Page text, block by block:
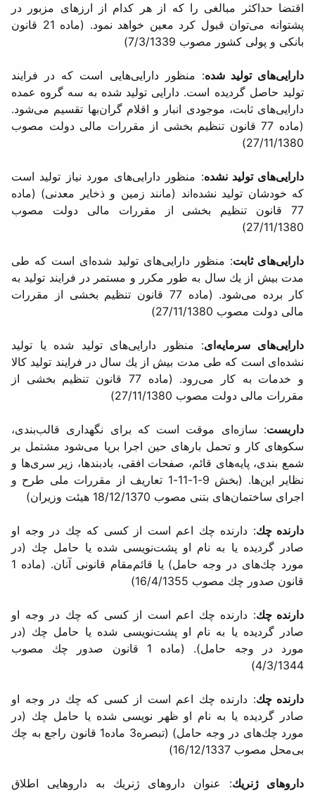
اقتضا حداكثر مبالغی را كه از هر كدام از ارزهای مزبور در
پشتوانه می‌توان قبول كرد معین خواهد نمود. (ماده 21 قانون
بانكی و پولی كشور مصوب 7/3/1339)
دارایی‌های تولید شده: منظور دارایی‌هایی است که در فرایند
تولید حاصل گردیده است. دارایی تولید شده به سه ‌گروه عمده
دارایی‌های ثابت، موجودی‌ انبار و اقلام گران‌بها تقسیم می‌شود.
(ماده 77 قانون تنظیم بخشی از مقررات مالی دولت مصوب
27/11/1380)
دارایی‌های تولید نشده: منظور دارایی‌های مورد نیاز تولید است
كه خودشان تولید نشده‌اند (مانند زمین و ذخایر معدنی) (ماده
77 قانون تنظیم بخشی از مقررات مالی دولت مصوب
27/11/1380)
دارایی‌های ثابت: منظور دارایی‌های تولید شده‌ای است كه طی
مدت بیش از یك سال به طور مكرر و مستمر در فرایند تولید به
كار برده می‌شود. (ماده 77 قانون تنظیم بخشی از مقررات
مالی دولت مصوب 27/11/1380)
دارایی‌های سرمایه‌ای: منظور دارایی‌های تولید شده یا تولید
نشده‌ای است كه طی مدت بیش از یك سال در فرایند تولید كالا
و خدمات به كار می‌رود. (ماده 77 قانون تنظیم بخشی از
مقررات مالی دولت مصوب 27/11/1380)
داربست: سازه‌ای موقت است كه برای نگهداری قالب‌بندی،
سكوهای كار و تحمل بارهای حین اجرا برپا می‌شود مشتمل بر
شمع بندی، پایه‌های قائم، صفحات افقی، بادبندها، زیر سری‌ها و
نظایر این‌ها. (بخش 9-1-11-1 تعاریف از مقررات ملی طرح و
اجرای ساختمان‌های بتنی مصوب 18/12/1370 هیئت وزیران)
دارنده چك: دارنده چك اعم است از كسی كه چك در وجه او
صادر گردیده یا به نام او پشت‌نویسی شده یا حامل چك (در
مورد چك‌های در وجه حامل) یا قائم‌مقام قانونی آنان. (ماده 1
قانون صدور چك مصوب 16/4/1355)
دارنده چك: دارنده چك اعم است از كسی كه چك در وجه او
صادر گردیده یا به نام او پشت‌نویسی شده یا حامل چك (در
مورد در وجه حامل). (ماده 1 قانون صدور چك مصوب
4/3/1344)
دارنده چك: دارنده چك اعم است از کسی که چك در وجه او
صادر گردیده یا به نام او ظهر نویسی شده یا حامل چك (در
مورد چك‌های در وجه حامل) (تبصره3 ماده1 قانون راجع به چك
بی‌محل مصوب 16/12/1337)
داروهای ژنریك: عنوان داروهای ژنریك به داروهایی اطلاق